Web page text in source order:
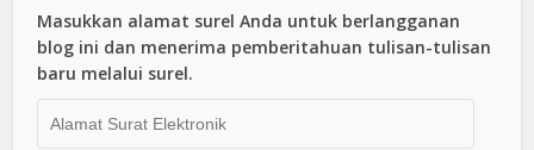
Masukkan alamat surel Anda untuk berlangganan
blog ini dan menerima pemberitahuan tulisan-tulisan
baru melalui surel.
Surat